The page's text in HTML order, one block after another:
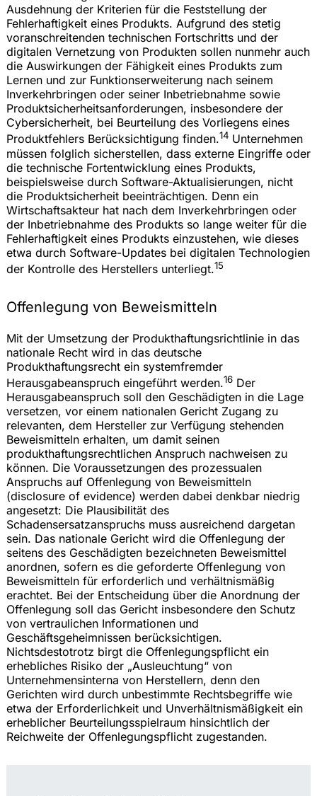
Ausdehnung der Kriterien für die Feststellung der
Fehlerhaftigkeit eines Produkts. Aufgrund des stetig
voranschreitenden technischen Fortschritts und der
digitalen Vernetzung von Produkten sollen nunmehr auch
die Auswirkungen der Fähigkeit eines Produkts zum
Lernen und zur Funktionserweiterung nach seinem
Inverkehrbringen oder seiner Inbetriebnahme sowie
Produktsicherheitsanforderungen, insbesondere der
Cybersicherheit, bei Beurteilung des Vorliegens eines
Produktfehlers Berücksichtigung finden.14 Unternehmen
müssen folglich sicherstellen, dass externe Eingriffe oder
die technische Fortentwicklung eines Produkts,
beispielsweise durch Software-Aktualisierungen, nicht
die Produktsicherheit beeinträchtigen. Denn ein
Wirtschaftsakteur hat nach dem Inverkehrbringen oder
der Inbetriebnahme des Produkts so lange weiter für die
Fehlerhaftigkeit eines Produkts einzustehen, wie dieses
etwa durch Software-Updates bei digitalen Technologien
der Kontrolle des Herstellers unterliegt.15
Offenlegung von Beweismitteln
Mit der Umsetzung der Produkthaftungsrichtlinie in das
nationale Recht wird in das deutsche
Produkthaftungsrecht ein systemfremder
Herausgabeanspruch eingeführt werden.16 Der
Herausgabeanspruch soll den Geschädigten in die Lage
versetzen, vor einem nationalen Gericht Zugang zu
relevanten, dem Hersteller zur Verfügung stehenden
Beweismitteln erhalten, um damit seinen
produkthaftungsrechtlichen Anspruch nachweisen zu
können. Die Voraussetzungen des prozessualen
Anspruchs auf Offenlegung von Beweismitteln
(disclosure of evidence) werden dabei denkbar niedrig
angesetzt: Die Plausibilität des
Schadensersatzanspruchs muss ausreichend dargetan
sein. Das nationale Gericht wird die Offenlegung der
seitens des Geschädigten bezeichneten Beweismittel
anordnen, sofern es die geforderte Offenlegung von
Beweismitteln für erforderlich und verhältnismäßig
erachtet. Bei der Entscheidung über die Anordnung der
Offenlegung soll das Gericht insbesondere den Schutz
von vertraulichen Informationen und
Geschäftsgeheimnissen berücksichtigen.
Nichtsdestotrotz birgt die Offenlegungspflicht ein
erhebliches Risiko der „Ausleuchtung“ von
Unternehmensinterna von Herstellern, denn den
Gerichten wird durch unbestimmte Rechtsbegriffe wie
etwa der Erforderlichkeit und Unverhältnismäßigkeit ein
erheblicher Beurteilungsspielraum hinsichtlich der
Reichweite der Offenlegungspflicht zugestanden.